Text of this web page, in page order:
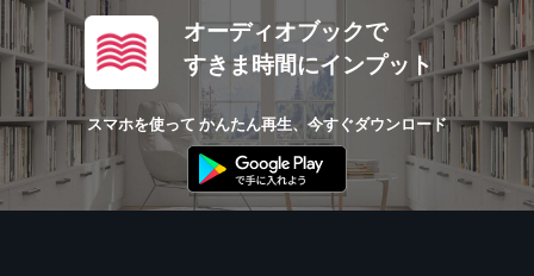
オーディオブックで
すきま時間にインプット
スマホを使って かんたん再生、今すぐダウンロード